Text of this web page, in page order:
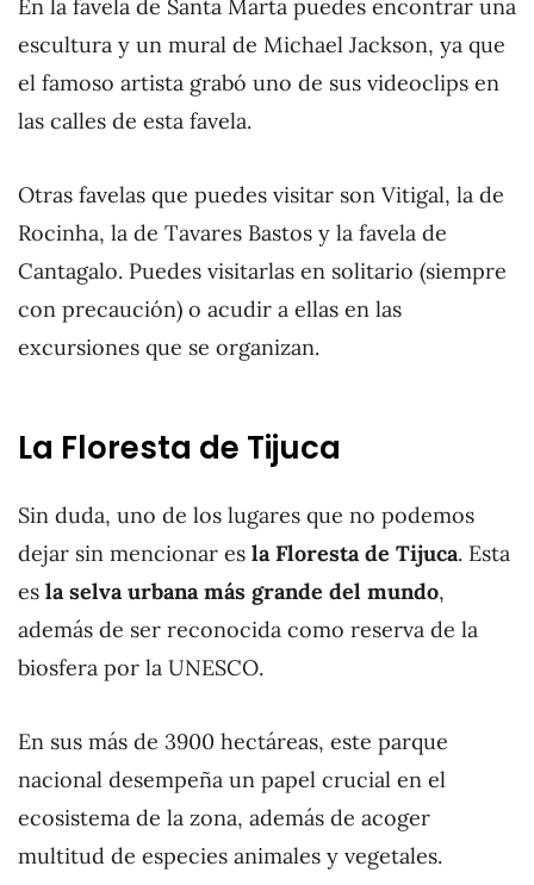
En la favela de Santa Marta puedes encontrar una
escultura y un mural de Michael Jackson, ya que
el famoso artista grabó uno de sus videoclips en
las calles de esta favela.
Otras favelas que puedes visitar son Vitigal, la de
Rocinha, la de Tavares Bastos y la favela de
Cantagalo. Puedes visitarlas en solitario (siempre
con precaución) o acudir a ellas en las
excursiones que se organizan.
La Floresta de Tijuca
Sin duda, uno de los lugares que no podemos
dejar sin mencionar es la Floresta de Tijuca. Esta
es la selva urbana más grande del mundo,
además de ser reconocida como reserva de la
biosfera por la UNESCO.
En sus más de 3900 hectáreas, este parque
nacional desempeña un papel crucial en el
ecosistema de la zona, además de acoger
multitud de especies animales y vegetales.